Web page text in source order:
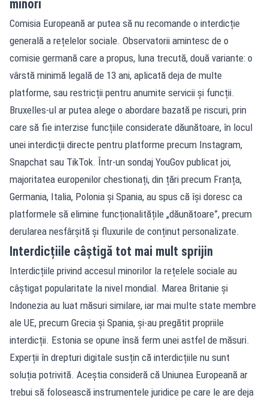
minori
Comisia Europeană ar putea să nu recomande o interdicție
generală a rețelelor sociale. Observatorii amintesc de o
comisie germană care a propus, luna trecută, două variante: o
vârstă minimă legală de 13 ani, aplicată deja de multe
platforme, sau restricții pentru anumite servicii și funcții.
Bruxelles-ul ar putea alege o abordare bazată pe riscuri, prin
care să fie interzise funcțiile considerate dăunătoare, în locul
unei interdicții directe pentru platforme precum Instagram,
Snapchat sau TikTok. Într-un sondaj YouGov publicat joi,
majoritatea europenilor chestionați, din țări precum Franța,
Germania, Italia, Polonia și Spania, au spus că își doresc ca
platformele să elimine funcționalitățile „dăunătoare”, precum
derularea nesfârșită și fluxurile de conținut personalizate.
Interdicțiile câștigă tot mai mult sprijin
Interdicțiile privind accesul minorilor la rețelele sociale au
câștigat popularitate la nivel mondial. Marea Britanie și
Indonezia au luat măsuri similare, iar mai multe state membre
ale UE, precum Grecia și Spania, și-au pregătit propriile
interdicții. Estonia se opune însă ferm unei astfel de măsuri.
Experții în drepturi digitale susțin că interdicțiile nu sunt
soluția potrivită. Aceștia consideră că Uniunea Europeană ar
trebui să folosească instrumentele juridice pe care le are deja